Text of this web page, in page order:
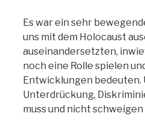
Es war ein sehr
uns mit dem Holocaust
auseinandersetzten,
noch eine Rolle spielen
Entwicklungen bedeuten.
Unterdrückung,
muss und nicht schweigen